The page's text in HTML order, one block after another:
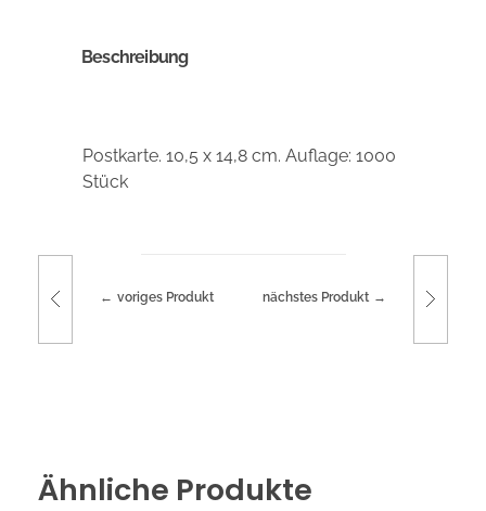
Beschreibung
Postkarte. 10,5 x 14,8 cm. Auflage: 1000
Stück
voriges Produkt nächstes Produkt
Ähnliche Produkte